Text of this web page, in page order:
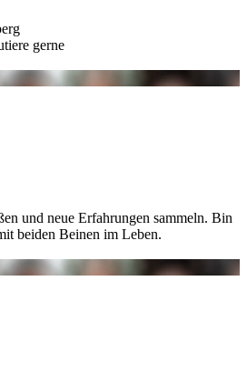
gerne
und neue Erfahrungen sammeln. Bin
beiden Beinen im Leben.